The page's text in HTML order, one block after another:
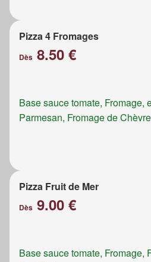
Pizza 4 Fromages
Dès 8.50 €
Base sauce tomate, Fromage,
Parmesan, Fromage de Chèvre
Pizza Fruit de Mer
Dès 9.00 €
Base sauce tomate, Fromage,